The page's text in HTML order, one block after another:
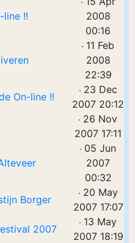
line !!
2008
00:16
11 Feb
2008
22:39
On-line !!
23 Dec
2007 20:12
26 Nov
2007 17:11
05 Jun
2007
00:32
Borger
20 May
2007 17:07
2007
13 May
2007 18:19